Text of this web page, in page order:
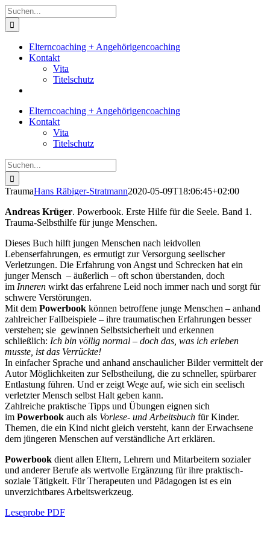
Zum
Inhalt
springen
Suche
nach:
Elterncoaching + Angehörigencoaching
Kontakt
Vita
Titelschutz
Elterncoaching + Angehörigencoaching
Kontakt
Vita
Titelschutz
Suche
nach:
TraumaHans Räbiger-Stratmann2020-05-09T18:06:45+02:00
Andreas Krüger. Powerbook. Erste Hilfe für die Seele. Band 1.
Trauma-Selbsthilfe für junge Menschen.
Dieses Buch hilft jungen Menschen nach leidvollen
Lebenserfahrungen, es ermutigt zur Versorgung seelischer
Verletzungen. Die Erfahrung von Angst und Schrecken hat ein
junger Mensch – äußerlich – oft schon überstanden, doch
im Inneren wirkt das erfahrene Leid noch immer nach und sorgt für
schwere Verstörungen.
Mit dem Powerbook können betroffene junge Menschen – anhand
zahlreicher Fallbeispiele – ihre traumatischen Erfahrungen besser
verstehen; sie gewinnen Selbstsicherheit und erkennen
schließlich: Ich bin völlig normal – doch das, was ich erleben
musste, ist das Verrückte!
In einfacher Sprache und anhand anschaulicher Bilder vermittelt der
Autor Möglichkeiten zur Selbstheilung, die zu schneller, spürbarer
Entlastung führen. Und er zeigt Wege auf, wie sich ein seelisch
verletzter Mensch selbst Halt geben kann.
Zahlreiche praktische Tipps und Übungen eignen sich
im Powerbook auch als Vorlese- und Arbeitsbuch für Kinder.
Themen, die ein Kind nicht gleich versteht, kann der Erwachsene
dem jüngeren Menschen auf verständliche Art erklären.
Powerbook dient allen Eltern, Lehrern und Mitarbeitern sozialer
und anderer Berufe als wertvolle Ergänzung für ihre praktisch-
soziale Tätigkeit. Für Therapeuten und Pädagogen ist es ein
unverzichtbares Arbeitswerkzeug.
Leseprobe PDF